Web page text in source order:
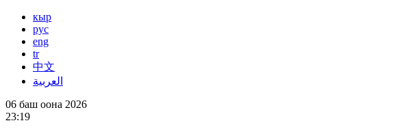
кыр
рус
eng
tr
中文
العربية
06 баш оона 2026
23:19